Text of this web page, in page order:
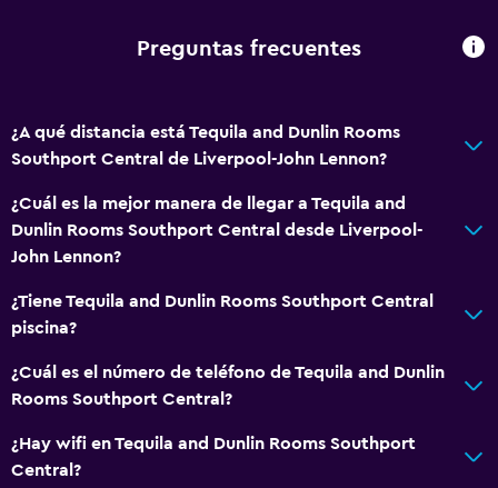
Preguntas frecuentes
¿A qué distancia está Tequila and Dunlin Rooms
Southport Central de Liverpool-John Lennon?
¿Cuál es la mejor manera de llegar a Tequila and
Dunlin Rooms Southport Central desde Liverpool-
John Lennon?
¿Tiene Tequila and Dunlin Rooms Southport Central
piscina?
¿Cuál es el número de teléfono de Tequila and Dunlin
Rooms Southport Central?
¿Hay wifi en Tequila and Dunlin Rooms Southport
Central?